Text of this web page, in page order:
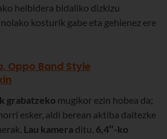
helbidera bidaliko dizkizu
kosturik gabe eta gehienez ere
Oppo Band Style
grabatzeko mugikor ezin hobea da;
esker, aldi berean aktiba daitezke
Lau kamera ditu, 6,4″-ko